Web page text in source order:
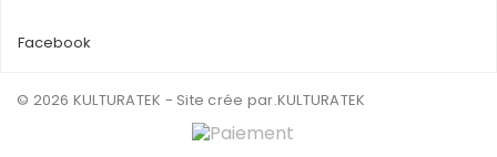
Facebook
© 2026 KULTURATEK - Site crée par.KULTURATEK